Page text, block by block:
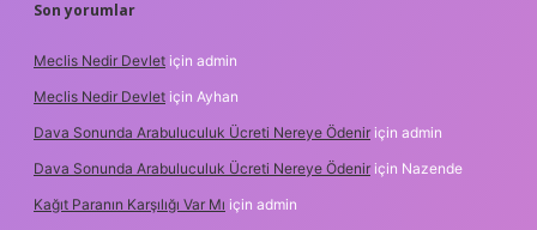
Son yorumlar
Meclis Nedir Devlet için admin
Meclis Nedir Devlet için Ayhan
Dava Sonunda Arabuluculuk Ücreti Nereye Ödenir için admin
Dava Sonunda Arabuluculuk Ücreti Nereye Ödenir için Nazende
Kağıt Paranın Karşılığı Var Mı için admin